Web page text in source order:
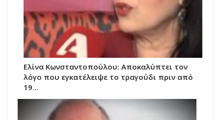
Ελίνα Κωνσταντοπούλου: Αποκαλύπτει τον
λόγο που εγκατέλειψε το τραγούδι πριν από
19…